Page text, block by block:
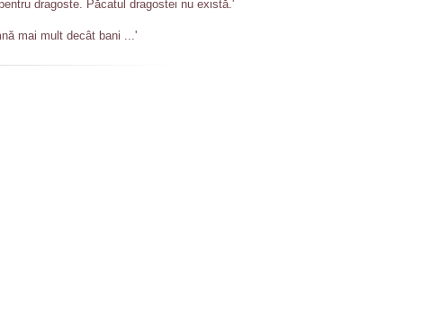
dragoste. Păcatul dragostei nu există.'
mai mult decât bani ...'